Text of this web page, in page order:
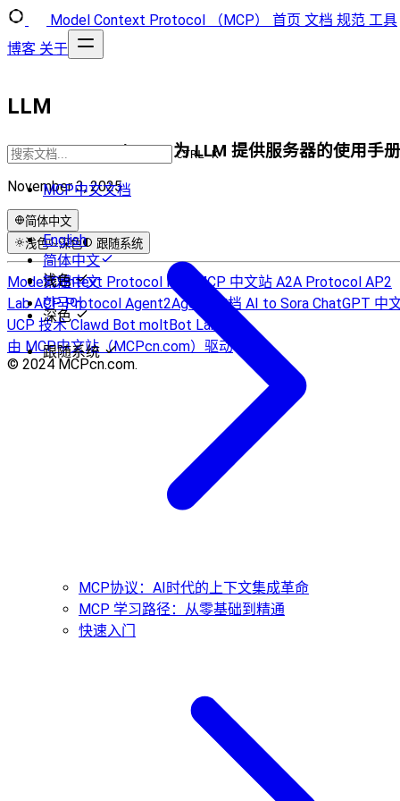
Model Context Protocol （MCP） 首页 文档 规范 工具
博客 关于
CTRL K
MCP中文文档
MCP协议：AI时代的上下文集成革命
MCP 学习路径：从零基础到精通
快速入门
LLM
Server Instructions：为 LLM 提供服务器的使用手册
November 3, 2025
简体中文
English
简体中文
繁體中文
한국어
浅色 深色 跟随系统
浅色
深色
跟随系统
Model Context Protocol Hub MCP 中文站 A2A Protocol AP2
LabACP Protocol Agent2Agent 文档 AI to Sora ChatGPT 中
UCP 技术Clawd Bot moltBot Lab
由 MCP中文站（MCPcn.com）驱动
© 2024 MCPcn.com.